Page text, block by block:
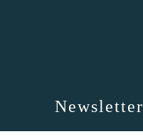
Newsletter